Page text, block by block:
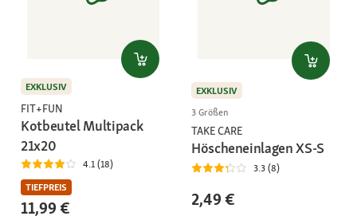
EXKLUSIV
FIT+FUN
Kotbeutel Multipack
21x20
4.1 (18)
TIEFPREIS
11,99 €
EXKLUSIV
3 Größen
TAKE CARE
Höscheneinlagen XS-S
3.3 (8)
2,49 €